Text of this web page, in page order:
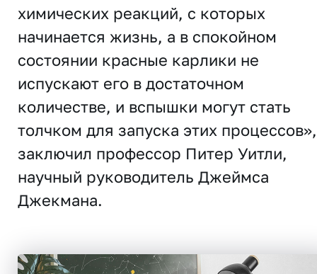
химических реакций, с которых
начинается жизнь, а в спокойном
состоянии красные карлики не
испускают его в достаточном
количестве, и вспышки могут стать
толчком для запуска этих
заключил профессор Питер Уитли,
научный руководитель Джеймса
Джекмана.